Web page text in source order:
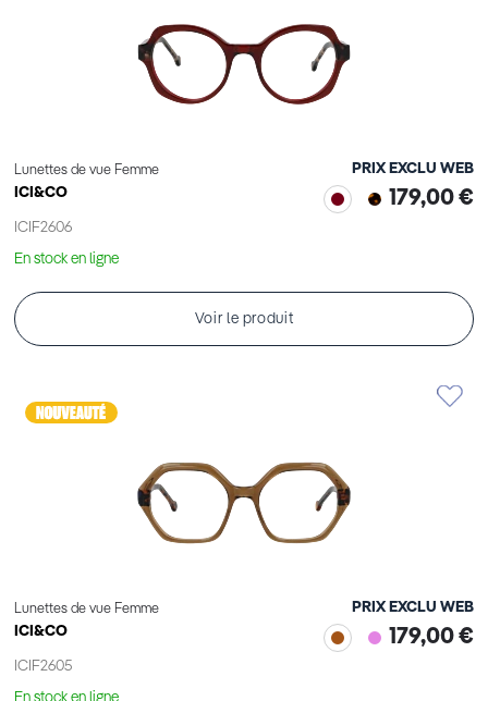
Lunettes de vue Femme
ICI&CO
ICIF2606
PRIX EXCLU WEB
179,00 €
En stock en ligne
Voir le produit
Lunettes de vue Femme
ICI&CO
ICIF2605
PRIX EXCLU WEB
179,00 €
En stock en ligne